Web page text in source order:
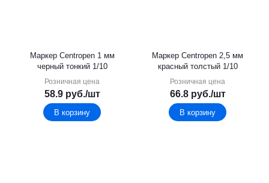
Маркер Centropen 1 мм
черный тонкий 1/10
Розничная цена
58.9руб./шт
В корзину
Маркер Centropen 2,5 мм
красный толстый 1/10
Розничная цена
66.8руб./шт
В корзину